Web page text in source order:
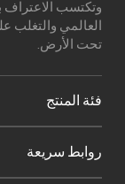
العالمي والتغلب
تحت الأرض.
فئة المنتج
روابط سريعة